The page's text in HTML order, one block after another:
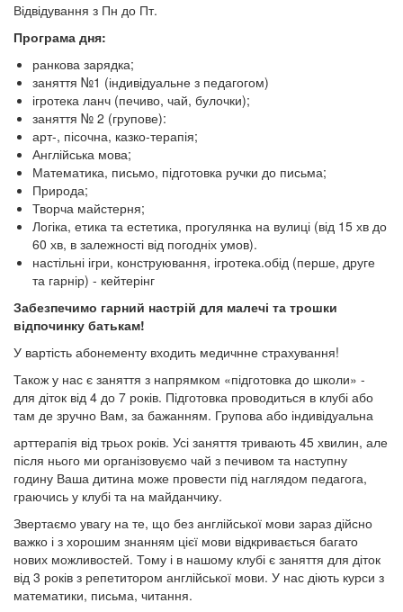
Відвідування з Пн до Пт.
Програма дня:
​ранкова зарядка;
заняття №1 (індивідуальне з педагогом)
ігротека ланч (печиво, чай, булочки);
заняття № 2 (групове):
арт-, пісочна, казко-терапія;
Англійська мова;
Математика, письмо, підготовка ручки до письма;
Природа;
Творча майстерня;
Логіка, етика та естетика, прогулянка на вулиці (від 15 хв до
60 хв, в залежності від погодніх умов).
настільні ігри, конструювання, ігротека.обід (перше, друге
та гарнір) - кейтерінг
Забезпечимо гарний настрій для малечі та трошки
відпочинку батькам!
У вартість абонементу входить медичнне страхування!
Також у нас є заняття з напрямком «підготовка до школи» -
для діток від 4 до 7 років. Підготовка проводиться в клубі або
там де зручно Вам, за бажанням. Групова або індивідуальна
арттерапія від трьох років. Усі заняття тривають 45 хвилин, але
після нього ми організовуємо чай з печивом та наступну
годину Ваша дитина може провести під наглядом педагога,
граючись у клубі та на майданчику.
Звертаємо увагу на те, що без англійської мови зараз дійсно
важко і з хорошим знанням цієї мови відкривається багато
нових можливостей. Тому і в нашому клубі є заняття для діток
від 3 років з репетитором англійської мови. У нас діють курси з
математики, письма, читання.